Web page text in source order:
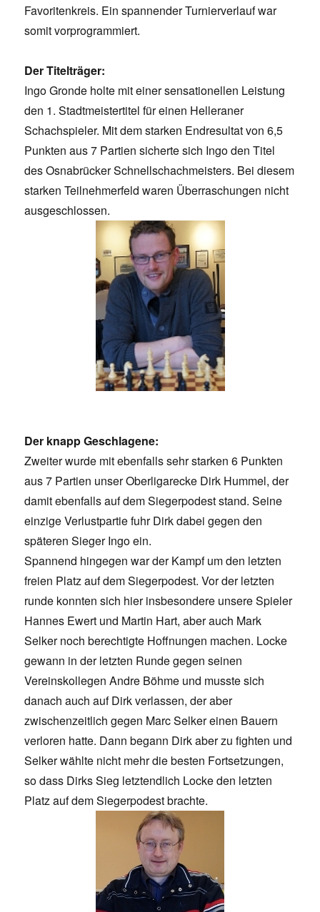
Favoritenkreis. Ein spannender Turnierverlauf war
somit vorprogrammiert.
Der Titelträger:
Ingo Gronde holte mit einer sensationellen Leistung
den 1. Stadtmeistertitel für einen Helleraner
Schachspieler. Mit dem starken Endresultat von 6,5
Punkten aus 7 Partien sicherte sich Ingo den Titel
des Osnabrücker Schnellschachmeisters. Bei diesem
starken Teilnehmerfeld waren Überraschungen nicht
ausgeschlossen.
Der knapp Geschlagene:
Zweiter wurde mit ebenfalls sehr starken 6 Punkten
aus 7 Partien unser Oberligarecke Dirk Hummel, der
damit ebenfalls auf dem Siegerpodest stand. Seine
einzige Verlustpartie fuhr Dirk dabei gegen den
späteren Sieger Ingo ein.
Spannend hingegen war der Kampf um den letzten
freien Platz auf dem Siegerpodest. Vor der letzten
runde konnten sich hier insbesondere unsere Spieler
Hannes Ewert und Martin Hart, aber auch Mark
Selker noch berechtigte Hoffnungen machen. Locke
gewann in der letzten Runde gegen seinen
Vereinskollegen Andre Böhme und musste sich
danach auch auf Dirk verlassen, der aber
zwischenzeitlich gegen Marc Selker einen Bauern
verloren hatte. Dann begann Dirk aber zu fighten und
Selker wählte nicht mehr die besten Fortsetzungen,
so dass Dirks Sieg letztendlich Locke den letzten
Platz auf dem Siegerpodest brachte.